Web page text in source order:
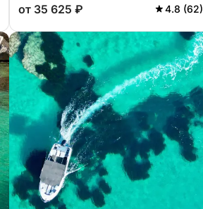
от 35 625 ₽ 4.8 (62)